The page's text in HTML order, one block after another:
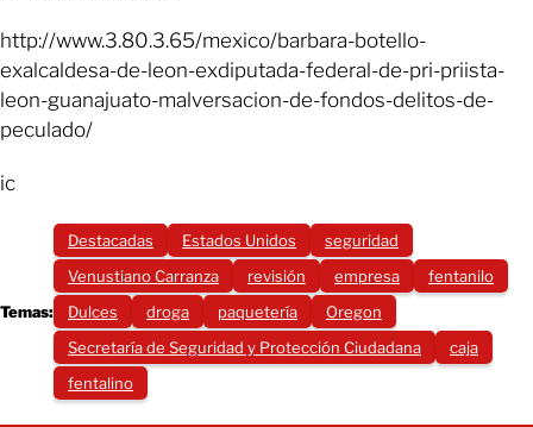
http://www.3.80.3.65/mexico/barbara-botello-
exalcaldesa-de-leon-exdiputada-federal-de-pri-priista-
leon-guanajuato-malversacion-de-fondos-delitos-de-
peculado/
ic
Temas:
Destacadas Estados Unidos
seguridad
Venustiano Carranza
revisión empresa
fentanilo
Dulces
droga paquetería
Oregon
Secretaría de Seguridad y Protección Ciudadana
caja
fentalino